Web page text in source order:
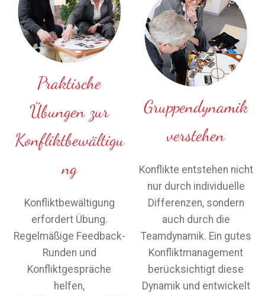
Praktische
Übungen zur
Konfliktbewältigu
ng
Konfliktbewältigung
erfordert Übung.
Regelmäßige Feedback-
Runden und
Konfliktgespräche
helfen,
Gruppendynamik
verstehen
Konflikte entstehen nicht
nur durch individuelle
Differenzen, sondern
auch durch die
Teamdynamik. Ein gutes
Konfliktmanagement
berücksichtigt diese
Dynamik und entwickelt